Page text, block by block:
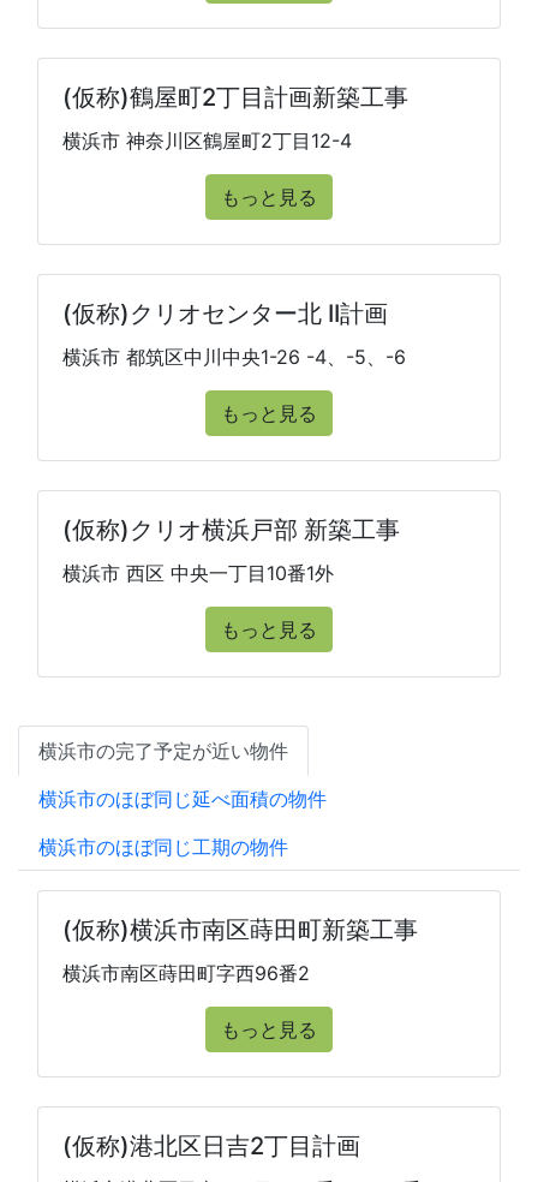
(仮称)鶴屋町2丁目計画新築工事
横浜市 神奈川区鶴屋町2丁目12-4
もっと見る
(仮称)クリオセンター北 II計画
横浜市 都筑区中川中央1-26 -4、-5、-6
もっと見る
(仮称)クリオ横浜戸部 新築工事
横浜市 西区 中央一丁目10番1外
もっと見る
横浜市の完了予定が近い物件
横浜市のほぼ同じ延べ面積の物件
横浜市のほぼ同じ工期の物件
(仮称)横浜市南区蒔田町新築工事
横浜市南区蒔田町字西96番2
もっと見る
(仮称)港北区日吉2丁目計画